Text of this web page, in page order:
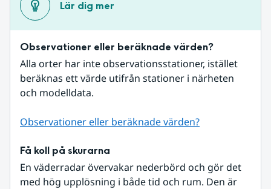
Lär dig mer
Observationer eller beräknade värden?
Alla orter har inte observationsstationer, istället
beräknas ett värde utifrån stationer i närheten
och modelldata.
Observationer eller beräknade värden?
Få koll på skurarna
En väderradar övervakar nederbörd och gör det
med hög upplösning i både tid och rum. Den är